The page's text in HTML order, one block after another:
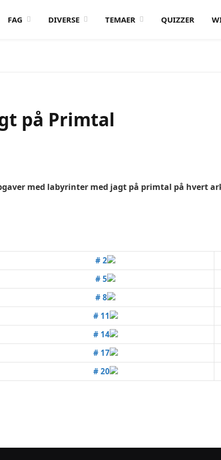
FAG DIVERSE TEMAER QUIZZER
på Primtal
med labyrinter med jagt på primtal på hvert
# 2
# 5
# 8
# 11
# 14
# 17
# 20